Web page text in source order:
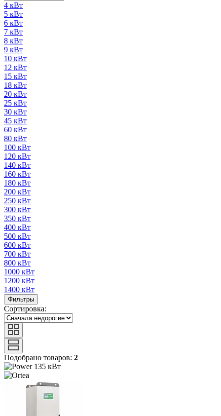
4 кВт
5 кВт
6 кВт
7 кВт
8 кВт
9 кВт
10 кВт
12 кВт
15 кВт
18 кВт
20 кВт
25 кВт
30 кВт
45 кВт
60 кВт
80 кВт
100 кВт
120 кВт
140 кВт
160 кВт
180 кВт
200 кВт
250 кВт
300 кВт
350 кВт
400 кВт
500 кВт
600 кВт
700 кВт
800 кВт
1000 кВт
1200 кВт
1400 кВт
Фильтры
Сортировка:
Подобрано товаров: 2
135 кВт